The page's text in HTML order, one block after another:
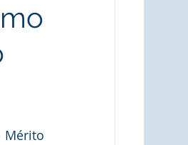
Mérito